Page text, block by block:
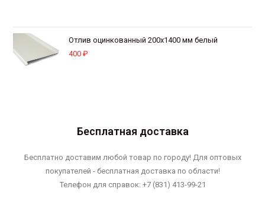
Отлив оцинкованный 200х1400 мм белый
400₽
Бесплатная доставка
Бесплатно доставим любой товар по городу! Для оптовых
покупателей - бесплатная доставка по области!
Телефон для справок: +7 (831) 413-99-21